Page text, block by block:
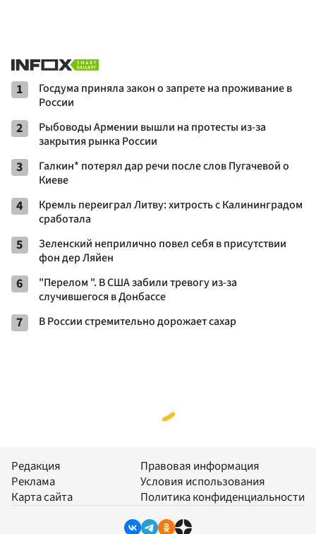
1
Госдума приняла закон о запрете на проживание в
России
2
Рыбоводы Армении вышли на протесты из-за
закрытия рынка России
3
Галкин* потерял дар речи после слов Пугачевой о
Киеве
4
Кремль переиграл Литву: хитрость с Калининградом
сработала
5
Зеленский неприлично повел cебя в присутствии
фон дер Ляйен
6
"Перелом ". В США забили тревогу из-за
случившегося в Донбассе
7 В России стремительно дорожает сахар
Редакция
Реклама
Карта сайта
Правовая информация
Условия использования
Политика конфиденциальности